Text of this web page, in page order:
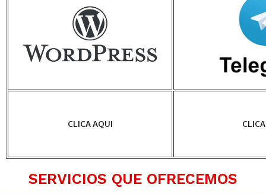
CLICA AQUI
SERVICIOS QUE OFRECEMOS